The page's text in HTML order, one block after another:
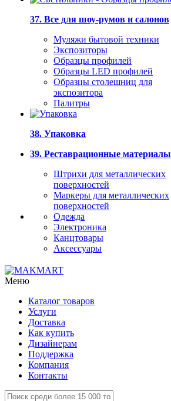
37. Все для шоу-румов и салонов
Муляжи бытовой техники
Экспозиторы
Образцы профилей
Образцы LED профилей
Образцы столешниц для
экспозитора
Палитры
38. Упаковка
39. Реставрационные материалы
Штрихи для металлических
поверхностей
Маркеры для металлических
поверхностей
Одежда
Электроника
Канцтовары
Аксессуары
Меню
Каталог товаров
Услуги
Доставка
Как купить
Дизайнерам
Поддержка
Компания
Контакты